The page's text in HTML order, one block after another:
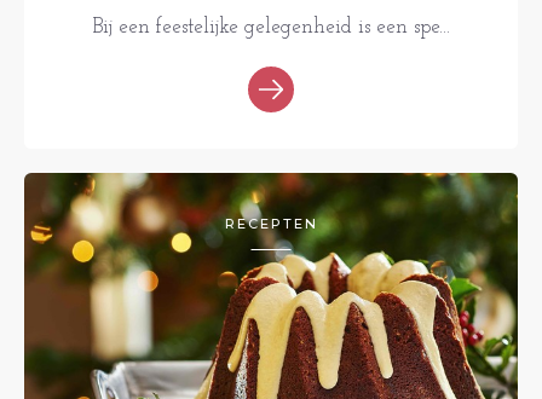
Bij een feestelijke gelegenheid is een spe...
RECEPTEN